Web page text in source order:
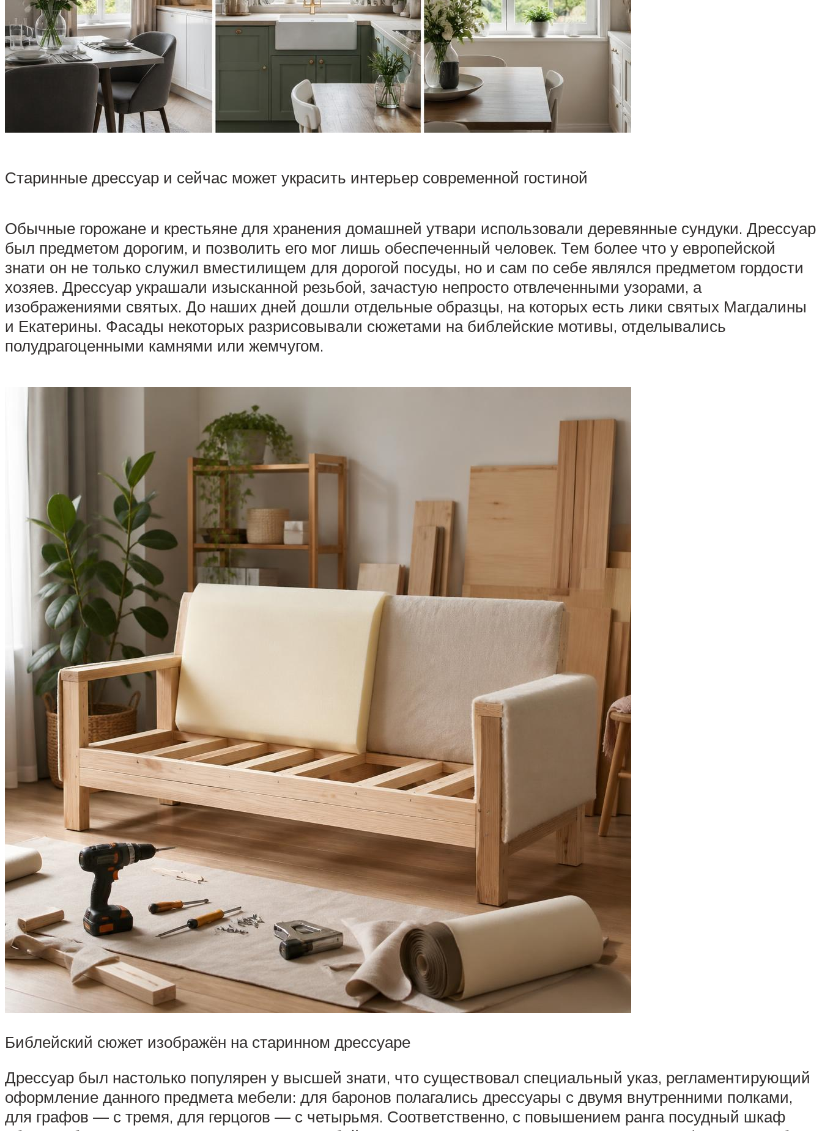
Старинные дрессуар и сейчас может украсить интерьер современной гостиной
Обычные горожане и крестьяне для хранения домашней утвари использовали деревянные сундуки. Дрессуар
был предметом дорогим, и позволить его мог лишь обеспеченный человек. Тем более что у европейской
знати он не только служил вместилищем для дорогой посуды, но и сам по себе являлся предметом гордости
хозяев. Дрессуар украшали изысканной резьбой, зачастую непросто отвлеченными узорами, а
изображениями святых. До наших дней дошли отдельные образцы, на которых есть лики святых Магдалины
и Екатерины. Фасады некоторых разрисовывали сюжетами на библейские мотивы, отделывались
полудрагоценными камнями или жемчугом.
Библейский сюжет изображён на старинном дрессуаре
Дрессуар был настолько популярен у высшей знати, что существовал специальный указ, регламентирующий
оформление данного предмета мебели: для баронов полагались дрессуары с двумя внутренними полками,
для графов — с тремя, для герцогов — с четырьмя. Соответственно, с повышением ранга посудный шкаф